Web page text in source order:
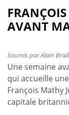
AVANT
Soumis parAlain
Une semaine
qui accueille
François Mathy
capitale